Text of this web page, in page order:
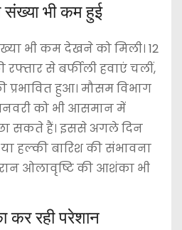
संख्या भी कम हुई
भी कम देखने को मिली। 12
रफ्तार से बर्फीली हवाएं चलीं,
हुआ। मौसम विभाग
को भी आसमान में
सकते हैं। इससे अगले दिन
हल्की बारिश की संभावना
ओलावृष्टि की आशंका भी
कर रही परेशान